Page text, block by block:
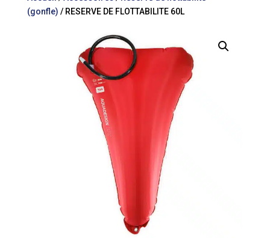
(gonfle) / RESERVE DE FLOTTABILITE 60L